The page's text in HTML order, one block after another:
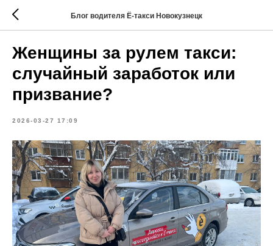
Блог водителя Ё-такси Новокузнецк
Женщины за рулем такси:
случайный заработок или
призвание?
2026-03-27 17:09